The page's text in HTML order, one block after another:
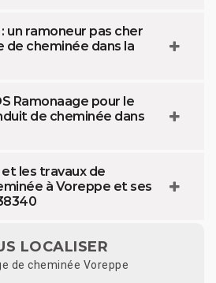
un ramoneur pas cher
de cheminée dans la
Ramonaage pour le
de cheminée dans
et les travaux de
à Voreppe et ses
LOCALISER
de cheminée Voreppe